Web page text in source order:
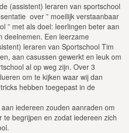
(assistent) leraren van sportschool
over ” moeilijk verstaanbaar
” met als doel: leerlingen beter aan
deelnemen. Een leerzame
leraren van Sportschool Tim
aan casussen gewerkt en leuk om
al op weg zijn. Over 3
om te kijken waar wij dan
hebben toegepast in de
iedereen zouden aanraden om
te begrijpen en zodat iedereen zich